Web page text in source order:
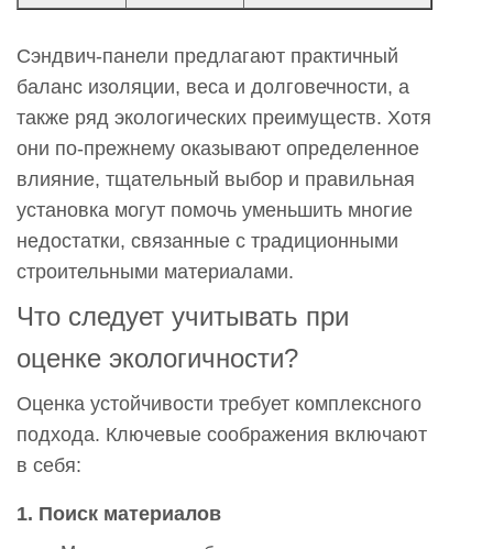
Сэндвич-панели предлагают практичный
баланс изоляции, веса и долговечности, а
также ряд экологических преимуществ. Хотя
они по-прежнему оказывают определенное
влияние, тщательный выбор и правильная
установка могут помочь уменьшить многие
недостатки, связанные с традиционными
строительными материалами.
Что следует учитывать при
оценке экологичности?
Оценка устойчивости требует комплексного
подхода. Ключевые соображения включают
в себя:
1. Поиск материалов